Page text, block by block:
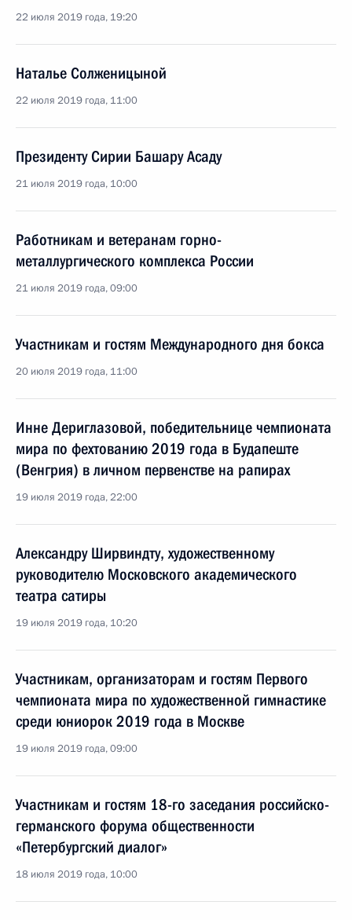
22 июля 2019 года, 19:20
Наталье Солженицыной
22 июля 2019 года, 11:00
Президенту Сирии Башару Асаду
21 июля 2019 года, 10:00
Работникам и ветеранам горно-
металлургического комплекса России
21 июля 2019 года, 09:00
Участникам и гостям Международного дня бокса
20 июля 2019 года, 11:00
Инне Дериглазовой, победительнице чемпионата
мира по фехтованию 2019 года в Будапеште
(Венгрия) в личном первенстве на рапирах
19 июля 2019 года, 22:00
Александру Ширвиндту, художественному
руководителю Московского академического
театра сатиры
19 июля 2019 года, 10:20
Участникам, организаторам и гостям Первого
чемпионата мира по художественной гимнастике
среди юниорок 2019 года в Москве
19 июля 2019 года, 09:00
Участникам и гостям 18-го заседания российско-
германского форума общественности
«Петербургский диалог»
18 июля 2019 года, 10:00